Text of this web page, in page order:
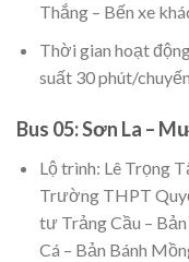
Thắng – Bến xe
Thời gian hoạt
suất 30 phút/chuyến
Bus 05: Sơn La –
Lộ trình: Lê Trọng
Trường THPT
tư Trảng Cầu –
Cá – Bản Bánh